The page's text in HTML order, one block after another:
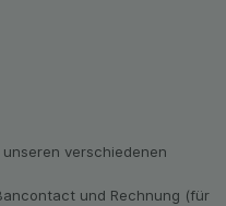
Weise der Nutzung
deren Hilfe wir
optimieren können,
aber auch die
relevant für Sie
Sie, dass Daten
z.B. Google oder
verschiedenen
und Rechnung (für